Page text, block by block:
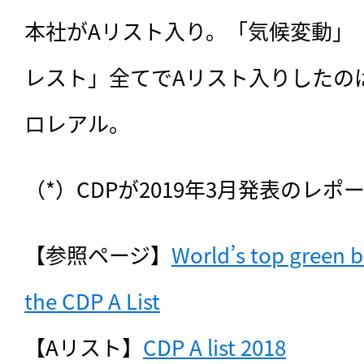
本社がAリスト入り。「気候変動
レスト」全てでAリスト入りした
ロレアル。
（*）CDPが2019年3月発表のレポ
【参照ページ】 World’s top green
the CDP A List
【Aリスト】 CDP A list 2018